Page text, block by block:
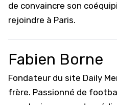
de convaincre son
rejoindre à Paris.
Fabien Borne
Fondateur du site Daily
frère. Passionné de